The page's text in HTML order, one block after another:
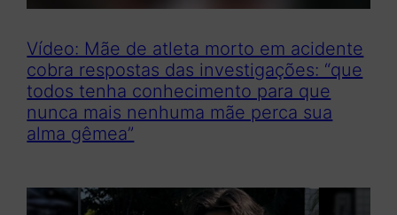
Vídeo: Mãe de atleta morto em acidente
cobra respostas das investigações: “que
todos tenha conhecimento para que
nunca mais nenhuma mãe perca sua
alma gêmea”